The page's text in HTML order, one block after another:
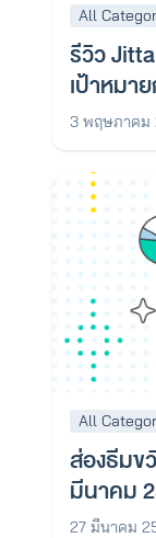
All
รีวิว
เป้าหมา
3 พฤษภาคม
All
ส่องธีมข
มีนาคม
27 มีนาคม